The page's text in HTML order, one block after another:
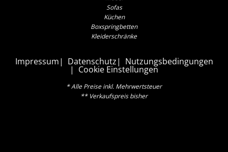
Sofas
Küchen
Boxspringbetten
Kleiderschränke
Impressum Datenschutz Nutzungsbedingungen
Cookie Einstellungen
* Alle Preise inkl. Mehrwertsteuer
** Verkaufspreis bisher